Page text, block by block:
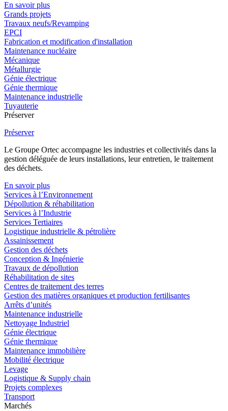
En savoir plus
Grands projets
Travaux neufs/Revamping
EPCI
Fabrication et modification d'installation
Maintenance nucléaire
Mécanique
Métallurgie
Génie électrique
Génie thermique
Maintenance industrielle
Tuyauterie
Préserver
Préserver
Le Groupe Ortec accompagne les industries et collectivités dans la
gestion déléguée de leurs installations, leur entretien, le traitement
des déchets.
En savoir plus
Services à l’Environnement
Dépollution & réhabilitation
Services à l’Industrie
Services Tertiaires
Logistique industrielle & pétrolière
Assainissement
Gestion des déchets
Conception & Ingénierie
Travaux de dépollution
Réhabilitation de sites
Centres de traitement des terres
Gestion des matières organiques et production fertilisantes
Arrêts d’unités
Maintenance industrielle
Nettoyage Industriel
Génie électrique
Génie thermique
Maintenance immobilière
Mobilité électrique
Levage
Logistique & Supply chain
Projets complexes
Transport
Marchés